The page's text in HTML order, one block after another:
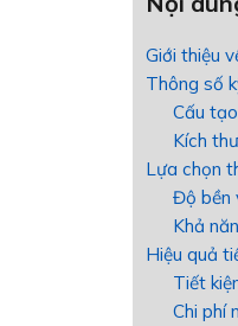
Giới thiệu
Thông số
Cấu tạo
Kích
Lựa chọn
Độ bền
Khả
Hiệu quả
Tiết
Chi phí